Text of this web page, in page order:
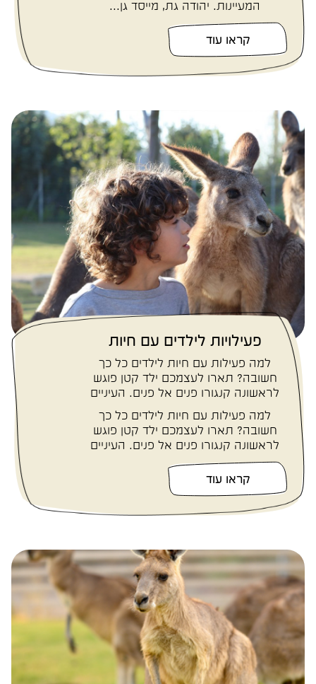
המעיינות. יהודה גת, מייסד גן...
קראו עוד
פעילויות לילדים עם חיות
למה פעילות עם חיות לילדים כל כך
חשובה? תארו לעצמכם ילד קטן פוגש
לראשונה קנגורו פנים אל פנים. העיניים
למה פעילות עם חיות לילדים כל כך
חשובה? תארו לעצמכם ילד קטן פוגש
לראשונה קנגורו פנים אל פנים. העיניים
שלו...
קראו עוד